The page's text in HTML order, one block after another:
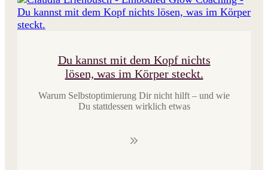
Du kannst mit dem Kopf nichts
lösen, was im Körper steckt.
Warum Selbstoptimierung Dir nicht hilft – und wie
Du stattdessen wirklich etwas